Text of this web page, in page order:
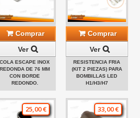
Comprar
Ver
COLA ESCAPE INOX
REDONDA DE 76 MM
CON BORDE
REDONDO.
Comprar
Ver
RESISTENCIA FRIA
(KIT 2 PIEZAS) PARA
BOMBILLAS LED
H1/H3/H7
25,00 € 33,00 €